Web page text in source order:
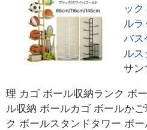
ッ
ルラ
バス
ルス
サン
理 カゴ ボール収納ランク ボ
ル収納 ボールカゴ ボールか
ク ボールスタンドタワー ボ